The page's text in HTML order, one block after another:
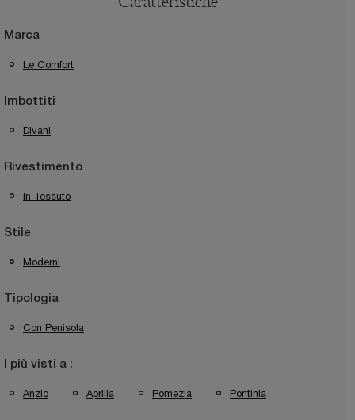
Caratteristiche
Marca
Le Comfort
Imbottiti
Divani
Rivestimento
In Tessuto
Stile
Moderni
Tipologia
Con Penisola
I più visti a :
Anzio Aprilia Pomezia Pontinia